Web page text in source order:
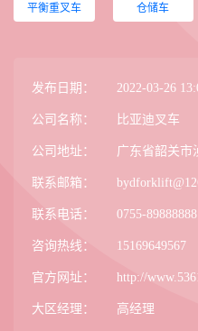
平衡重叉车 仓储车
发布日期： 2022-03-26
公司名称： 比亚迪叉车
公司地址： 广东省韶关市
联系邮箱：
联系电话： 0755-89888888
咨询热线： 15169649567
官方网址： http://
大区经理： 高经理